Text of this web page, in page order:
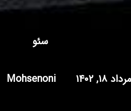
سئو
مرداد ۱۸, ۱۴۰۲ Mohsenoni